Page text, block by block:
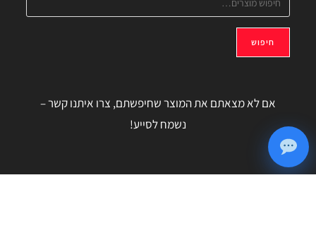
חיפוש
אם לא מצאתם את המוצר שחיפשתם, צרו איתנו קשר –
נשמח לסייע!